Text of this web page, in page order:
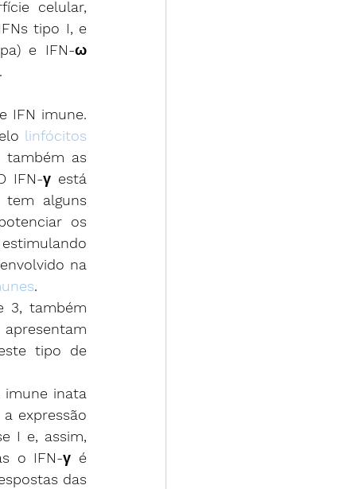
celular,
tipo I, e
e IFN-ω
IFN imune.
linfócitos
IFN-γ está
tem alguns
os
na
.
3, também
tipo de
imune inata
expressão
I e, assim,
o IFN-γ é
das